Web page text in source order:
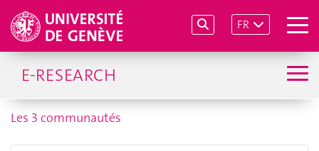
FR
E-RESEARCH
Les 3 communautés